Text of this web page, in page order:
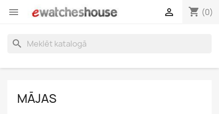
 shopping_cart (0)

search
MĀJAS